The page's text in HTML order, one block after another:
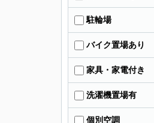
駐輪場
バイク置場あり
家具・家電付き
洗濯機置場有
個別空調